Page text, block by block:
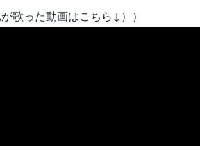
が歌った動画はこちら↓））